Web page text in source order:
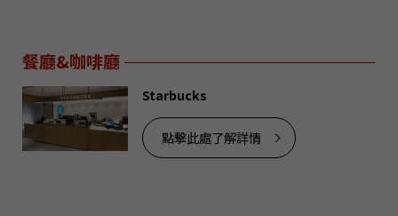
餐廳&咖啡廳
Starbucks
點擊此處了解詳情